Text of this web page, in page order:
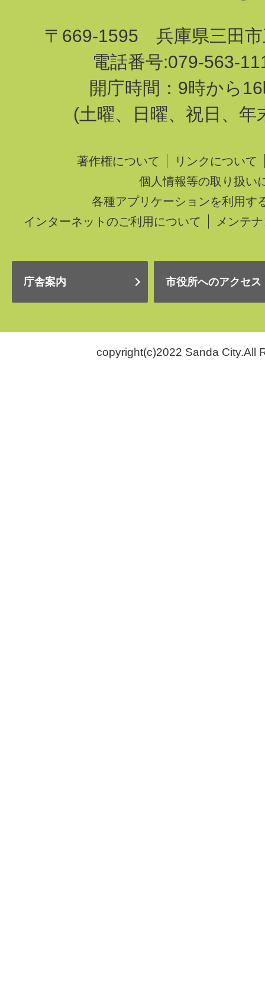
〒669-1595 兵庫県三田市
電話番号:079-563-
開庁時間：9時から
(土曜、日曜、祝日、年
著作権について
リンクについて
個人情報等の取り扱い
各種アプリケーションを利用す
インターネットのご利用について
メンテ
庁舎案内 市役所へのアクセス
copyright(c)2022 Sanda City.All